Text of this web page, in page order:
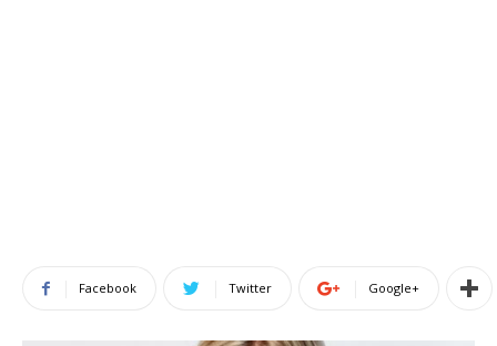
Facebook Twitter Google+